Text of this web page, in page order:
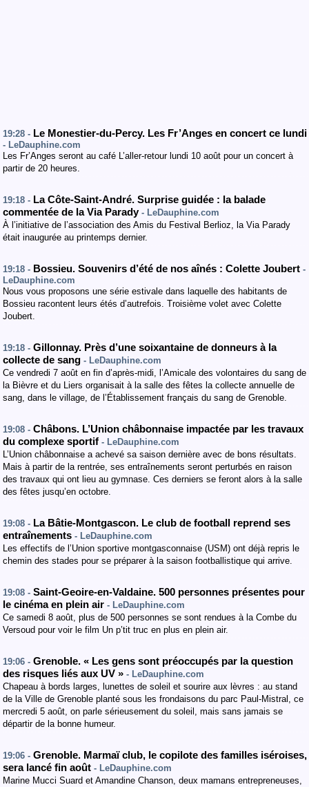
19:28 - Le Monestier-du-Percy. Les Fr’Anges en concert ce lundi
- LeDauphine.com
Les Fr’Anges seront au café L’aller-retour lundi 10 août pour un concert à
partir de 20 heures.
19:18 - La Côte-Saint-André. Surprise guidée : la balade
commentée de la Via Parady - LeDauphine.com
À l’initiative de l’association des Amis du Festival Berlioz, la Via Parady
était inaugurée au printemps dernier.
19:18 - Bossieu. Souvenirs d’été de nos aînés : Colette Joubert -
LeDauphine.com
Nous vous proposons une série estivale dans laquelle des habitants de
Bossieu racontent leurs étés d’autrefois. Troisième volet avec Colette
Joubert.
19:18 - Gillonnay. Près d’une soixantaine de donneurs à la
collecte de sang - LeDauphine.com
Ce vendredi 7 août en fin d’après-midi, l’Amicale des volontaires du sang de
la Bièvre et du Liers organisait à la salle des fêtes la collecte annuelle de
sang, dans le village, de l’Établissement français du sang de Grenoble.
19:08 - Châbons. L’Union châbonnaise impactée par les travaux
du complexe sportif - LeDauphine.com
L’Union châbonnaise a achevé sa saison dernière avec de bons résultats.
Mais à partir de la rentrée, ses entraînements seront perturbés en raison
des travaux qui ont lieu au gymnase. Ces derniers se feront alors à la salle
des fêtes jusqu’en octobre.
19:08 - La Bâtie-Montgascon. Le club de football reprend ses
entraînements - LeDauphine.com
Les effectifs de l’Union sportive montgasconnaise (USM) ont déjà repris le
chemin des stades pour se préparer à la saison footballistique qui arrive.
19:08 - Saint-Geoire-en-Valdaine. 500 personnes présentes pour
le cinéma en plein air - LeDauphine.com
Ce samedi 8 août, plus de 500 personnes se sont rendues à la Combe du
Versoud pour voir le film Un p’tit truc en plus en plein air.
19:06 - Grenoble. « Les gens sont préoccupés par la question
des risques liés aux UV » - LeDauphine.com
Chapeau à bords larges, lunettes de soleil et sourire aux lèvres : au stand
de la Ville de Grenoble planté sous les frondaisons du parc Paul-Mistral, ce
mercredi 5 août, on parle sérieusement du soleil, mais sans jamais se
départir de la bonne humeur.
19:06 - Grenoble. Marmaï club, le copilote des familles iséroises,
sera lancé fin août - LeDauphine.com
Marine Mucci Suard et Amandine Chanson, deux mamans entrepreneuses,